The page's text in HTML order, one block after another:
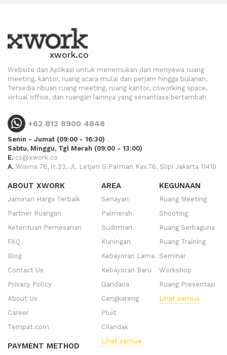
xwork.co
Website dan Aplikasi untuk menemukan dan menyewa ruang
meeting, kantor, ruang acara mulai dari perjam hingga bulanan.
Tersedia ribuan ruang meeting, ruang kantor, coworking space,
virtual office, dan ruangan lainnya yang senantiasa bertambah
+62 812 8900 4848
Senin - Jumat (09:00 - 16:30)
Sabtu, Minggu, Tgl Merah (09:00 - 13:00)
E. cs@xwork.co
A. Wisma 76, lt.23, Jl. Letjen S.Parman Kav.76, Slipi Jakarta 11410
ABOUT XWORK
Jaminan Harga Terbaik
Partner Ruangan
Ketentuan Pemesanan
FAQ
Blog
Contact Us
Privacy Policy
About Us
Career
Tempat.com
PAYMENT METHOD
AREA
Senayan
Palmerah
Sudirman
Kuningan
Kebayoran Lama
Kebayoran Baru
Gandaria
Cengkareng
Pluit
Cilandak
Lihat semua
KEGUNAAN
Ruang Meeting
Shooting
Ruang Serbaguna
Ruang Training
Seminar
Workshop
Ruang Presentasi
Lihat semua